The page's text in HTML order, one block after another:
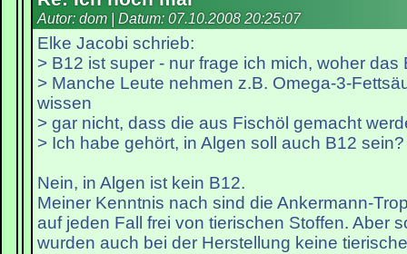
Autor: dom | Datum: 07.10.2008 20:25:07
Elke Jacobi schrieb:
> B12 ist super - nur frage ich mich, woher das
> Manche Leute nehmen z.B. Omega-3-
wissen
> gar nicht, dass die aus Fischöl gemacht
> Ich habe gehört, in Algen soll auch B12 sein?
Nein, in Algen ist kein B12.
Meiner Kenntnis nach sind die Ankermann-
auf jeden Fall frei von tierischen Stoffen. Aber
wurden auch bei der Herstellung keine